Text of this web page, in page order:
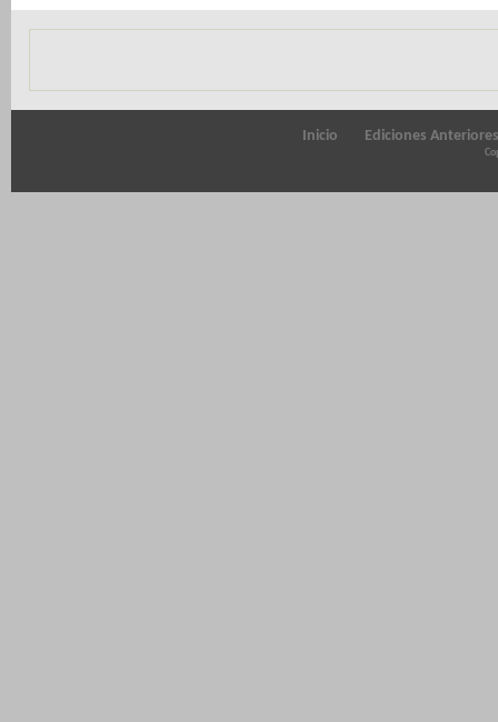
Inicio Ediciones Anteriores